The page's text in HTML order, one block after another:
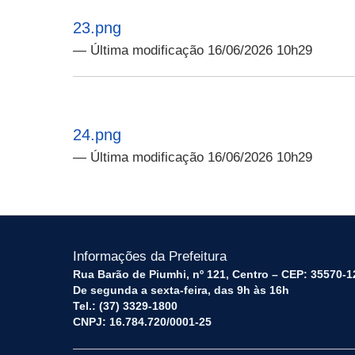
23.png
— Última modificação 16/06/2026 10h29
24.png
— Última modificação 16/06/2026 10h29
Informações da Prefeitura
Rua Barão de Piumhi, nº 121, Centro – CEP: 35570-
De segunda a sexta-feira, das 9h às 16h
Tel.: (37) 3329-1800
CNPJ: 16.784.720/0001-25